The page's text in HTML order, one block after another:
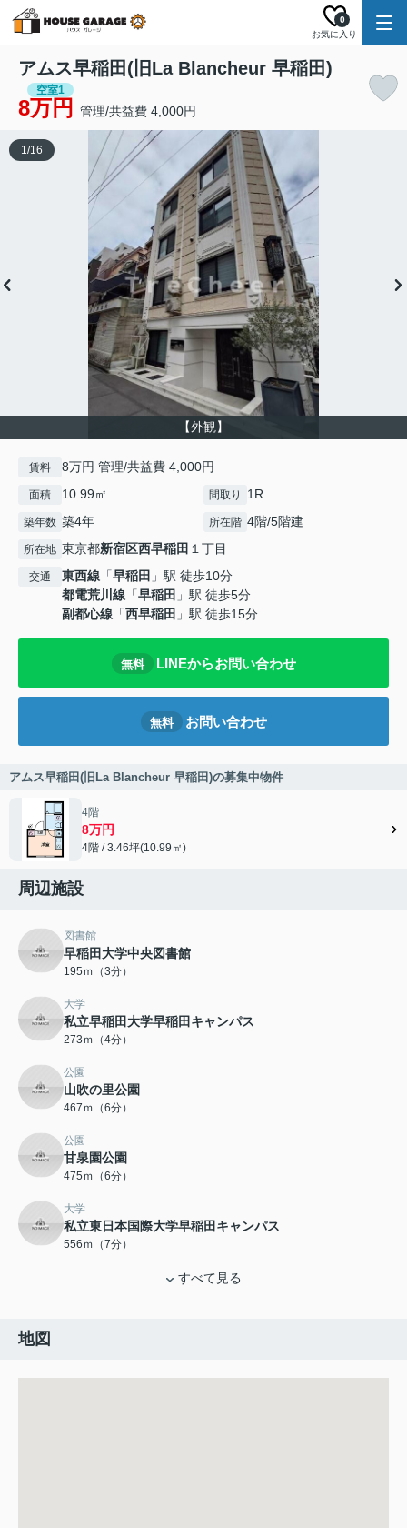
お気に入り
0
アムス早稲田(旧La Blancheur 早稲田)
空室1
8万円 管理/共益費 4,000円
【外観】
1/16
賃料 8万円 管理/共益費 4,000円
面積 10.99㎡ 間取り 1R
築年数 築4年 所在階 4階/5階建
所在地 東京都新宿区西早稲田 １丁目
交通 東西線 「早稲田 」駅 徒歩10分
都電荒川線 「早稲田 」駅 徒歩5分
副都心線 「西早稲田 」駅 徒歩15分
無料 LINEからお問い合わせ
無料 お問い合わせ
アムス早稲田(旧La Blancheur 早稲田)の募集中物件
4階
8万円
4階 / 3.46坪(10.99㎡)
周辺施設
図書館
早稲田大学中央図書館
195ｍ（3分）
大学
私立早稲田大学早稲田キャンパス
273ｍ（4分）
公園
山吹の里公園
467ｍ（6分）
公園
甘泉園公園
475ｍ（6分）
大学
私立東日本国際大学早稲田キャンパス
556ｍ（7分）
すべて見る
地図